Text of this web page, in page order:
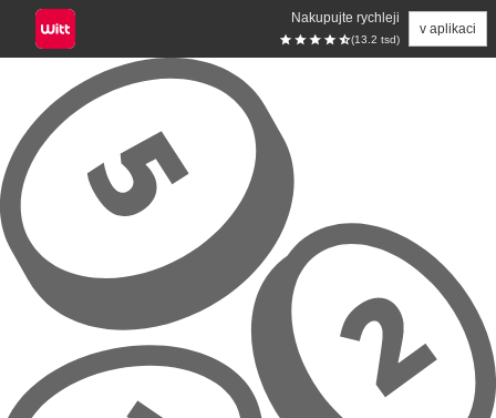
Nakupujte rychleji
(13.2 tsd)
v aplikaci
Přeskočit na hlavní obsah